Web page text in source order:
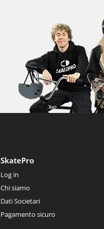
SkatePro
Log in
Chi siamo
Dati Societari
Pagamento sicuro